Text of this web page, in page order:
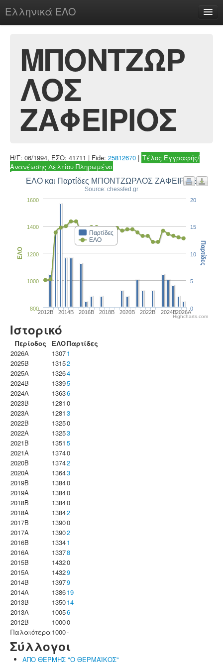
Ελληνικά ΕΛΟ
chesstu.be @ discord
Login
ΜΠΟΝΤΖΩΡ
ΛΟΣ
ΖΑΦΕΙΡΙΟΣ
Η/Γ: 06/1994, ΕΣΟ: 41711 | Fide: 25812670 | Τέλος Εγγραφής/
Ανανέωσης Δελτίου Πληρωμένο
ΕΛΟ και Παρτίδες ΜΠΟΝΤΖΩΡΛΟΣ ΖΑΦΕΙΡΙΟΣ
Source: chessfed.gr
Παρτίδες
ΕΛΟ
2012B 2014B 2016B 2018B 2020B 2022B 2024B2026A
1000
1200
1400
800
1600
ΕΛΟ
0
5
10
15
20
Παρτίδες
Highcharts.com
Ιστορικό
Περίοδος ΕΛΟΠαρτίδες
2026A
13071
2025B
13152
2025A
13264
2024B
13395
2024A
13636
2023B
1281 0
2023Α
1281 3
2022B
13250
2022A
13253
2021B
1351 5
2021A
13740
2020B
13742
2020A
13643
2019B
13840
2019A
13840
2018B
13840
2018A
13842
2017B
13900
2017A
13902
2016B
13341
2016A
13378
2015B
14320
2015A
14329
2014B
13979
2014A
138619
2013B
135014
2013A
10056
2012B
10000
Παλαιότερα 1000-
Σύλλογοι
ΑΠΟ ΘΕΡΜΗΣ "Ο ΘΕΡΜΑΪΚΟΣ"